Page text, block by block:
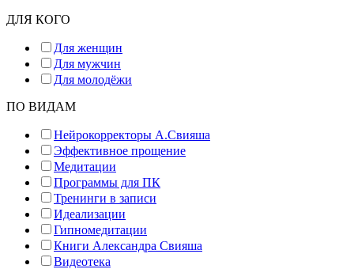
ДЛЯ КОГО
Для женщин
Для мужчин
Для молодёжи
ПО ВИДАМ
Нейрокорректоры А.Свияша
Эффективное прощение
Медитации
Программы для ПК
Тренинги в записи
Идеализации
Гипномедитации
Книги Александра Свияша
Видеотека